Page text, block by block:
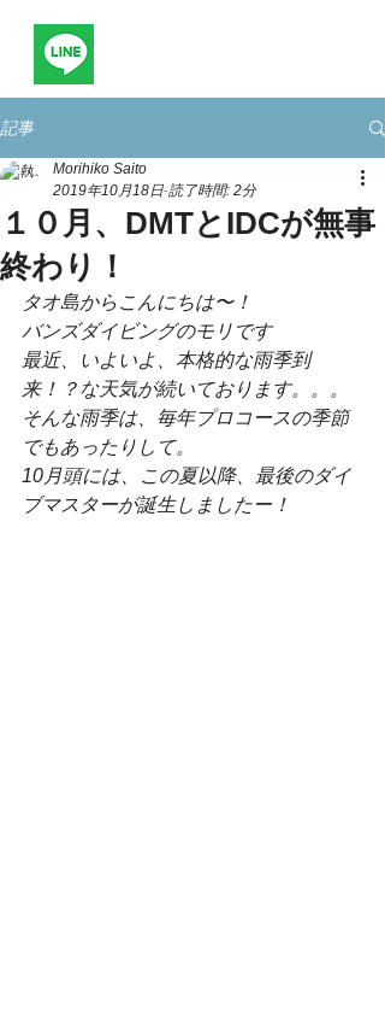
記事
１０月、DMTとIDCが無事
終わり！
Morihiko Saito
2019年10月18日 読了時間: 2分
タオ島からこんにちは〜！
バンズダイビングのモリです
最近、いよいよ、本格的な雨季到
来！？な天気が続いております。。。
そんな雨季は、毎年プロコースの季節
でもあったりして。
10月頭には、この夏以降、最後のダイ
ブマスターが誕生しましたー！